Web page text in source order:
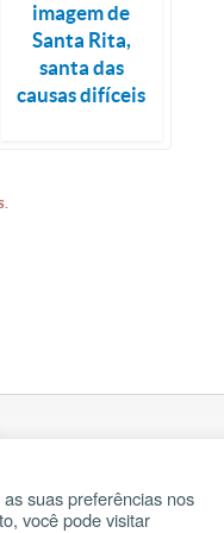
imagem de
Santa Rita,
santa das
causas difíceis
Pedido de Oração
suas preferências nos
você pode visitar